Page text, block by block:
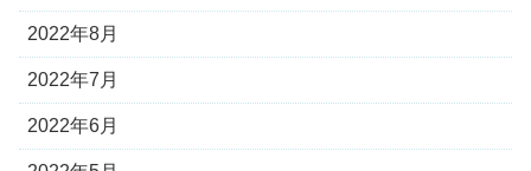
2022年8月
2022年7月
2022年6月